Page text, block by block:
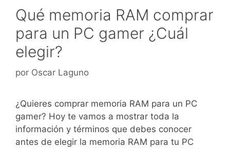
Qué memoria RAM comprar
para un PC gamer ¿Cuál
elegir?
por Oscar Laguno
¿Quieres comprar memoria RAM para un PC
gamer? Hoy te vamos a mostrar toda la
información y términos que debes conocer
antes de elegir la memoria RAM para tu PC